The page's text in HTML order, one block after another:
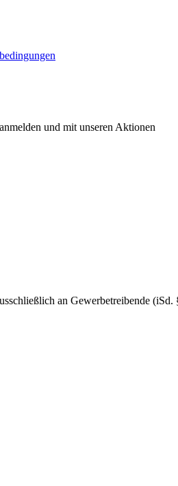
und mit unseren Aktionen
an Gewerbetreibende (iSd.